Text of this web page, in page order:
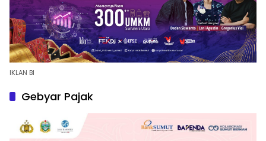
IKLAN BI
Gebyar Pajak